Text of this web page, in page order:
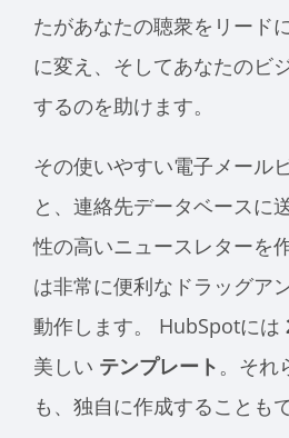
たがあなたの聴衆をリード
に変え、そしてあなたのビ
するのを助けます。
その使いやすい電子メール
と、連絡先データベースに
性の高いニュースレターを
は非常に便利なドラッグア
動作します。 HubSpotには
美しい テンプレート 。それ
も、独自に作成することも